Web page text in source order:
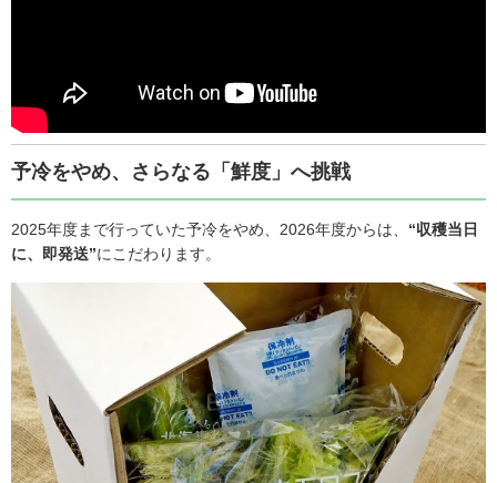
予冷をやめ、さらなる「鮮度」へ挑戦
2025年度まで行っていた予冷をやめ、2026年度からは、 “収穫当日
に、即発送”にこだわります。